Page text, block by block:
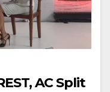
AC Split